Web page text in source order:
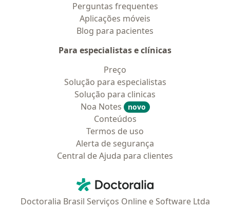
Perguntas frequentes
Aplicações móveis
Blog para pacientes
Para especialistas e clínicas
Preço
Solução para especialistas
Solução para clinicas
Noa Notes
novo
Conteúdos
Termos de uso
Alerta de segurança
Central de Ajuda para clientes
Doctoralia - Homepage
Doctoralia Brasil Serviços Online e Software Ltda